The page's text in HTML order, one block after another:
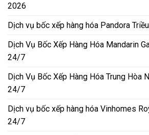
2026
Dịch vụ bốc xếp hàng hóa Pandora
Dịch Vụ Bốc Xếp Hàng Hóa Mandarin
24/7
Dịch Vụ Bốc Xếp Hàng Hóa Trung Hòa
24/7
Dịch vụ bốc xếp hàng hóa Vinhomes
24/7